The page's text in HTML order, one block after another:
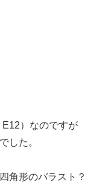
）なのですが
した。
角形のバラスト？